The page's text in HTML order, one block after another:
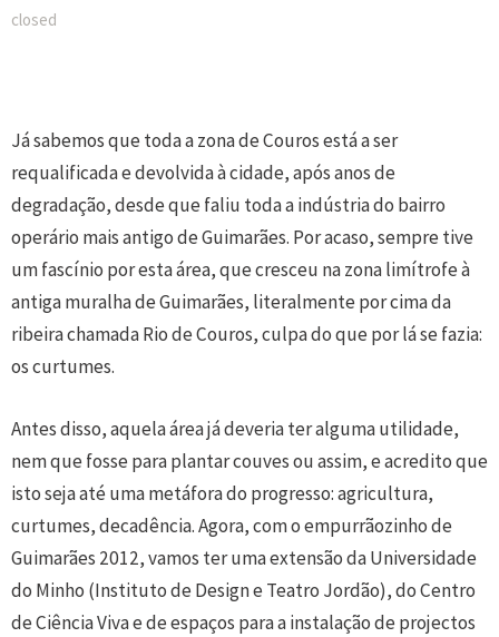
closed
Já sabemos que toda a zona de Couros está a ser
requalificada e devolvida à cidade, após anos de
degradação, desde que faliu toda a indústria do bairro
operário mais antigo de Guimarães. Por acaso, sempre tive
um fascínio por esta área, que cresceu na zona limítrofe à
antiga muralha de Guimarães, literalmente por cima da
ribeira chamada Rio de Couros, culpa do que por lá se fazia:
os curtumes.
Antes disso, aquela área já deveria ter alguma utilidade,
nem que fosse para plantar couves ou assim, e acredito que
isto seja até uma metáfora do progresso: agricultura,
curtumes, decadência. Agora, com o empurrãozinho de
Guimarães 2012, vamos ter uma extensão da Universidade
do Minho (Instituto de Design e Teatro Jordão), do Centro
de Ciência Viva e de espaços para a instalação de projectos